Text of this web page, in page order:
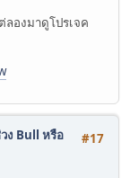
องมาดูโปรเจค
#17
ง Bull หรือ